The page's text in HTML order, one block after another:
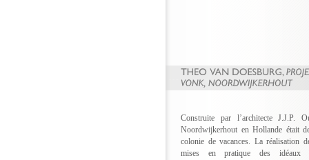
Construite par l’architecte J.J.P.
Noordwijkerhout en Hollande était
colonie de vacances. La réalisation
mises en pratique des idéaux